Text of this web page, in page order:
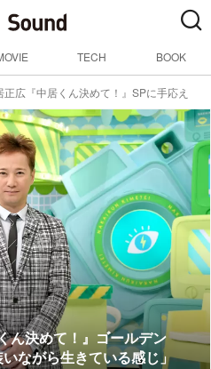
TECH BOOK
正広『中居くん決めて！』SPに手応え
ん決めて！』ゴールデン
ながら生きている感じ」